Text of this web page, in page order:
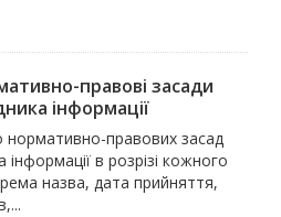
правові засади
інформації
нормативно-правових засад
інформації в розрізі кожного
назва, дата прийняття,